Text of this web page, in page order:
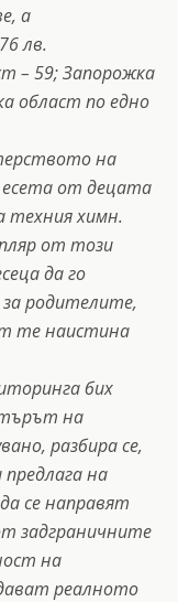
а
лв.
– 59; Запорожка
област по едно
на
есета от децата
техния химн.
от този
да го
родителите,
те наистина
бих
на
разбира се,
на
се направят
задграничните
на
реалното